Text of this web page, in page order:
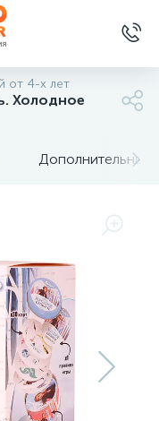
от 4-х лет
Холодное
Дополнительные